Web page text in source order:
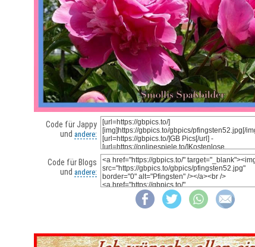
Code für Jappy
und andere:
Code für Blogs
und andere: